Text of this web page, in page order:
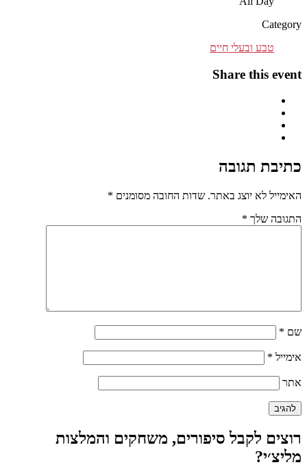
Category
טבע ובעלי חיים
Share this event
כתיבת תגובה
האימייל לא יוצג באתר. שדות החובה מסומנים *
התגובה שלך *
שם *
אימייל *
אתר
רוצים לקבל סיפורים, משחקים והמלצות
מליצ׳י?